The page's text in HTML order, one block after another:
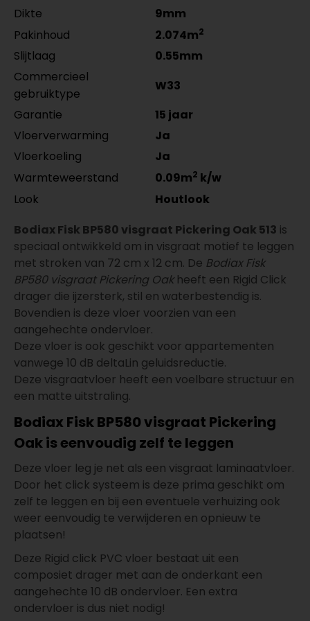
Dikte
9mm
Pakinhoud
2.074m2
Slijtlaag
0.55mm
Commercieel
gebruiktype
W33
Garantie
15 jaar
Vloerverwarming
Ja
Vloerkoeling
Ja
Warmteweerstand
0.09m2 k/w
Look
Houtlook
Bodiax Fisk BP580 visgraat Pickering Oak 513 is
speciaal ontwikkeld om in visgraat motief te leggen
met stroken van 72 cm x 12 cm. De Bodiax Fisk
BP580 visgraat Pickering Oakheeft een Rigid Click
drager die ijzersterk, stil en waterbestendig is.
Bovendien is deze vloer voorzien van een
aangehechte ondervloer.
Deze vloer is ook geschikt voor appartementen
vanwege 10 dB deltaLin geluidsreductie.
Deze visgraatvloer heeft een voelbare structuur en
een matte uitstraling.
Bodiax Fisk BP580 visgraat Pickering
Oak is eenvoudig zelf te leggen
Deze vloer leg je net als een visgraat laminaatvloer.
Door het click systeem is deze prima geschikt om
zelf te leggen en bij een eventuele verhuizing ook
weer eenvoudig te verwijderen en opnieuw te
plaatsen!
Deze Rigid click PVC vloer bestaat uit een
composiet drager met aan de onderkant een
aangehechte 10 dB ondervloer. Een extra
ondervloer is dus niet nodig!